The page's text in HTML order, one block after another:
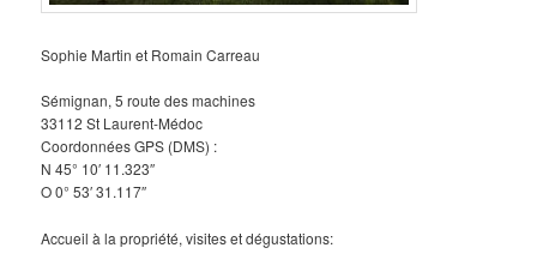
Sophie Martin et Romain Carreau
Sémignan, 5 route des machines
33112 St Laurent-Médoc
Coordonnées GPS (DMS) :
N 45° 10′ 11.323″
O 0° 53′ 31.117″
Accueil à la propriété, visites et dégustations: